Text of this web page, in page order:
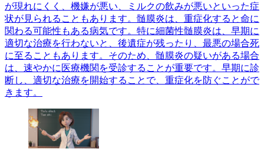
が現れにくく、機嫌が悪い、ミルクの飲みが悪いといった症
状が見られることもあります。髄膜炎は、重症化すると命に
関わる可能性もある病気です。特に細菌性髄膜炎は、早期に
適切な治療を行わないと、後遺症が残ったり、最悪の場合死
に至ることもあります。そのため、髄膜炎の疑いがある場合
は、速やかに医療機関を受診することが重要です。早期に診
断し、適切な治療を開始することで、重症化を防ぐことがで
きます。